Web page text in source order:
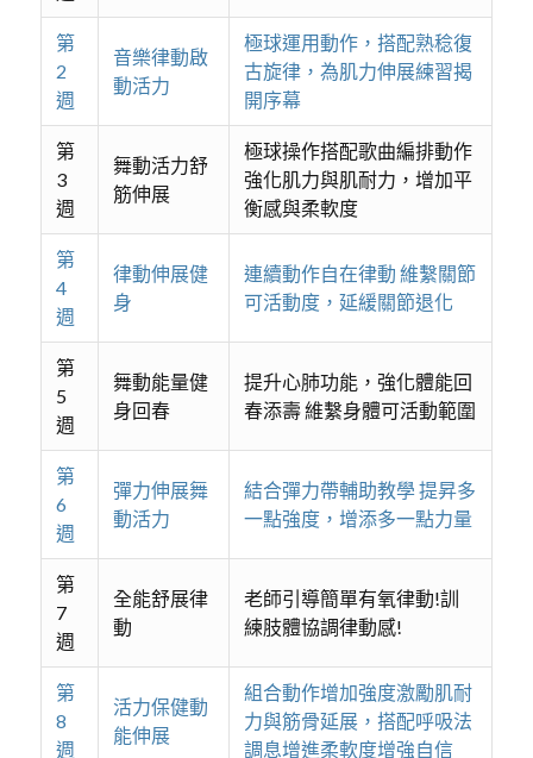
第
2
週
音樂律動啟
動活力
極球運用動作，搭配熟稔復
古旋律，為肌力伸展練習揭
開序幕
第
3
週
舞動活力舒
筋伸展
極球操作搭配歌曲編排動作
強化肌力與肌耐力，增加平
衡感與柔軟度
第
4
週
律動伸展健
身
連續動作自在律動 維繫關節
可活動度，延緩關節退化
第
5
週
舞動能量健
身回春
提升心肺功能，強化體能回
春添壽 維繫身體可活動範圍
第
6
週
彈力伸展舞
動活力
結合彈力帶輔助教學 提昇多
一點強度，增添多一點力量
第
7
週
全能舒展律
動
老師引導簡單有氧律動!訓
練肢體協調律動感!
第
8
週
活力保健動
能伸展
組合動作增加強度激勵肌耐
力與筋骨延展，搭配呼吸法
調息增進柔軟度增強自信